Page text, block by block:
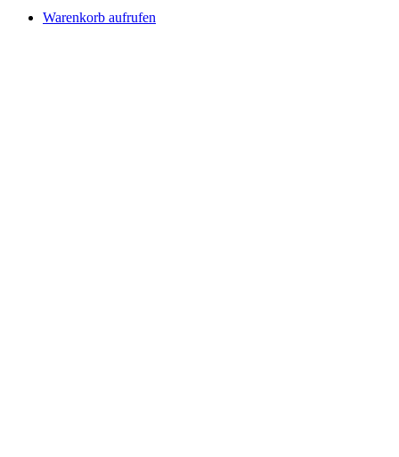
Warenkorb aufrufen